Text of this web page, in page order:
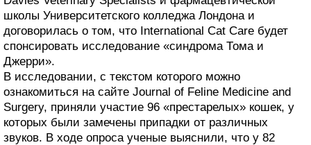
школы Университетского колледжа Лондона и
договорилась о том, что International Cat Care будет
спонсировать исследование «синдрома Тома и
Джерри».
В исследовании, с текстом которого можно
ознакомиться на сайте Journal of Feline Medicine and
Surgery, приняли участие 96 «престарелых» кошек, у
которых были замечены припадки от различных
звуков. В ходе опроса ученые выяснили, что у 82